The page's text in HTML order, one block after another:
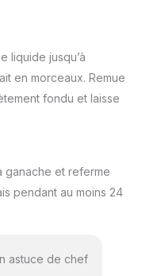
liquide jusqu’à
en morceaux. Remue
fondu et laisse
ganache et referme
pendant au moins 24
astuce de chef